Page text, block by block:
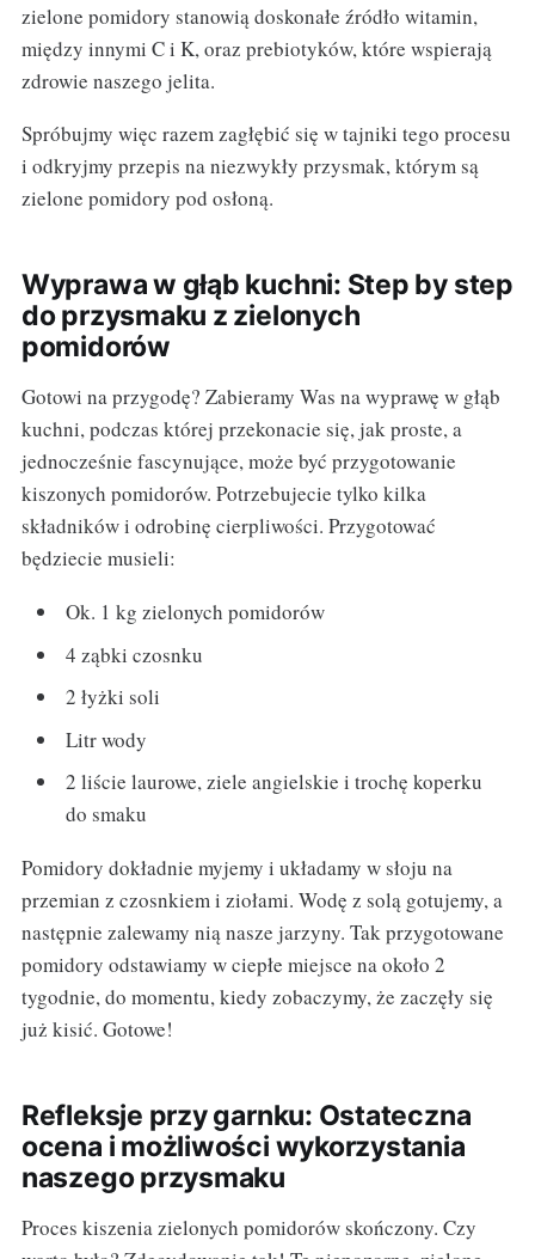
zielone pomidory stanowią doskonałe źródło witamin,
między innymi C i K, oraz prebiotyków, które wspierają
zdrowie naszego jelita.
Spróbujmy więc razem zagłębić się w tajniki tego procesu
i odkryjmy przepis na niezwykły przysmak, którym są
zielone pomidory pod osłoną.
Wyprawa w głąb kuchni: Step by step
do przysmaku z zielonych
pomidorów
Gotowi na przygodę? Zabieramy Was na wyprawę w głąb
kuchni, podczas której przekonacie się, jak proste, a
jednocześnie fascynujące, może być przygotowanie
kiszonych pomidorów. Potrzebujecie tylko kilka
składników i odrobinę cierpliwości. Przygotować
będziecie musieli:
Ok. 1 kg zielonych pomidorów
4 ząbki czosnku
2 łyżki soli
Litr wody
2 liście laurowe, ziele angielskie i trochę koperku
do smaku
Pomidory dokładnie myjemy i układamy w słoju na
przemian z czosnkiem i ziołami. Wodę z solą gotujemy, a
następnie zalewamy nią nasze jarzyny. Tak przygotowane
pomidory odstawiamy w ciepłe miejsce na około 2
tygodnie, do momentu, kiedy zobaczymy, że zaczęły się
już kisić. Gotowe!
Refleksje przy garnku: Ostateczna
ocena i możliwości wykorzystania
naszego przysmaku
Proces kiszenia zielonych pomidorów skończony. Czy